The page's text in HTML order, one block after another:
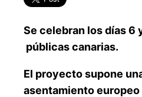
Se celebran los días 6
públicas canarias.
El proyecto supone
asentamiento europeo